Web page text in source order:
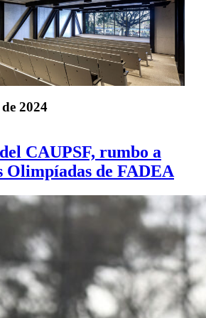
2024
CAUPSF, rumbo a
Olimpíadas de FADEA